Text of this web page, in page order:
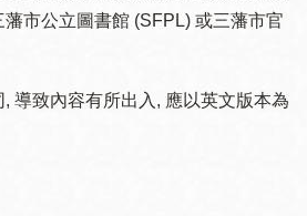
市公立圖書館 (SFPL) 或三藩市官
導致內容有所出入, 應以英文版本為